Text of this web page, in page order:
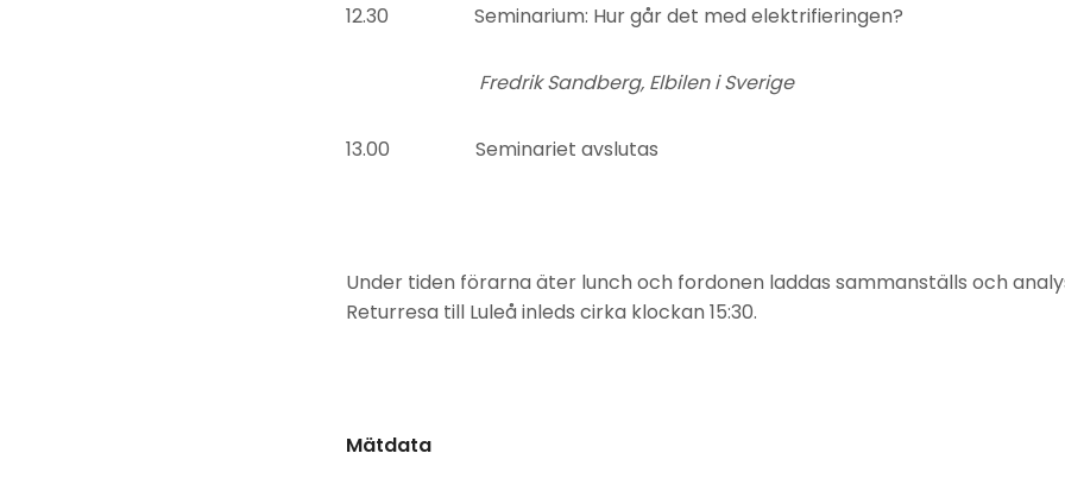
12.30 Seminarium: Hur går det med elektrifieringen?
Fredrik Sandberg, Elbilen i Sverige
13.00 Seminariet avslutas
Under tiden förarna äter lunch och fordonen laddas sammanställs och
Returresa till Luleå inleds cirka klockan 15:30.
Mätdata